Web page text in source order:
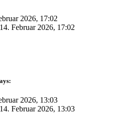
2026, 17:02
14. Februar 2026, 17:02
2026, 13:03
14. Februar 2026, 13:03